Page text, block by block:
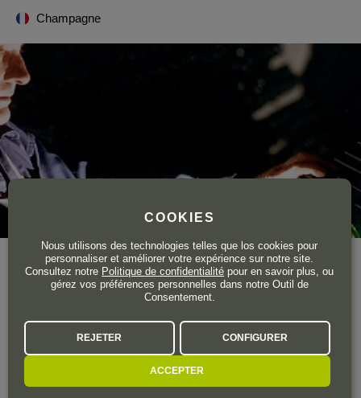
Champagne
Année de création 1734
Surface totale du vignoble 288 ha.
encore le nom de ses propriétaires, ce qui témoigne de
l'importance des traditions et du caractère familial du domaine.
VOIR LE DOMAINE
COOKIES
Nous utilisons des technologies telles que los cookies pour
personnaliser et améliorer votre expérience sur notre site.
Consultez notre Politique de confidentialité pour en savoir plus, ou
gérez vos préférences personnelles dans notre Outil de
Consentement.
REJETER CONFIGURER
ACCEPTER